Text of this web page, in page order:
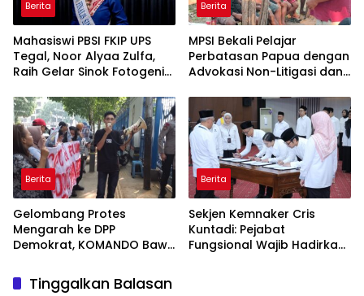
Berita
Mahasiswi PBSI FKIP UPS
Tegal, Noor Alyaa Zulfa,
Raih Gelar Sinok Fotogenik
Berita
MPSI Bekali Pelajar
Perbatasan Papua dengan
Advokasi Non-Litigasi dan
Berita
Gelombang Protes
Mengarah ke DPP
Demokrat, KOMANDO Bawa
Dody Hanggodo
Berita
Sekjen Kemnaker Cris
Kuntadi: Pejabat
Fungsional Wajib Hadirkan
Tinggalkan Balasan